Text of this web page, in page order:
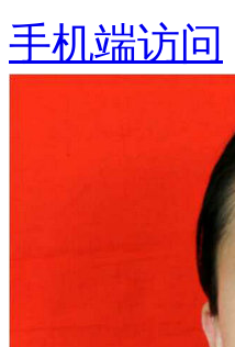
手机端访问